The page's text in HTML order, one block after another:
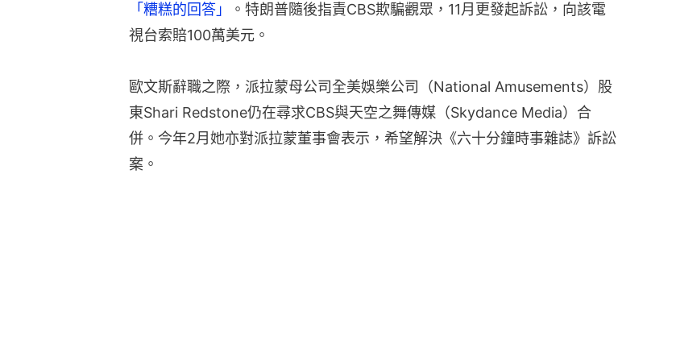
「糟糕的回答」
。特朗普隨後指責CBS欺騙觀眾，11月更發起訴訟，向該電
視台索賠100萬美元。
歐文斯辭職之際，派拉蒙母公司全美娛樂公司（National Amusements）股
東Shari Redstone仍在尋求CBS與天空之舞傳媒（Skydance Media）合
併。今年2月她亦對派拉蒙董事會表示，希望解決《六十分鐘時事雜誌》訴訟
案。